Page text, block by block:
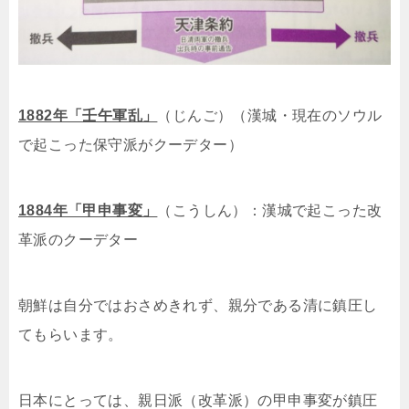
1882年「壬午軍乱」
（じんご）（漢城・現在のソウル
で起こった保守派がクーデター）
1884年「甲申事変」
（こうしん）：漢城で起こった改
革派のクーデター
朝鮮は自分ではおさめきれず、親分である清に鎮圧し
てもらいます。
日本にとっては、親日派（改革派）の甲申事変が鎮圧